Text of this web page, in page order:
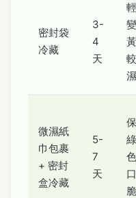
密封袋
冷藏
3-
4
天
變
濕
微濕紙
巾包裹
+ 密封
盒冷藏
5-
7
天
綠